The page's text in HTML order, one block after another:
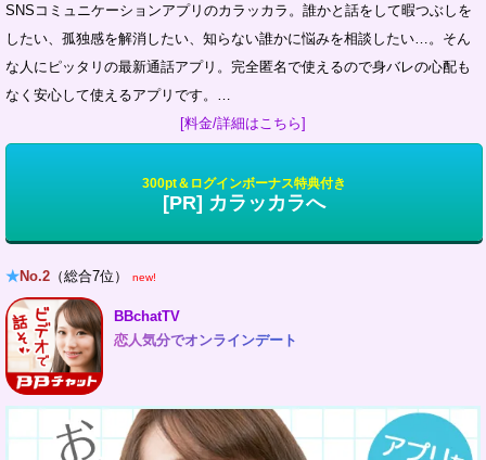
SNSコミュニケーションアプリのカラッカラ。誰かと話をして暇つぶしを
したい、孤独感を解消したい、知らない誰かに悩みを相談したい…。そん
な人にピッタリの最新通話アプリ。完全匿名で使えるので身バレの心配も
なく安心して使えるアプリです。…
[料金/詳細はこちら]
300pt＆ログインボーナス特典付き
[PR] カラッカラへ
★No.2 （総合7位） new!
BBchatTV
恋人気分でオンラインデート